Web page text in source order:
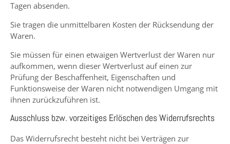
Tagen absenden.
Sie tragen die unmittelbaren Kosten der Rücksendung der
Waren.
Sie müssen für einen etwaigen Wertverlust der Waren nur
aufkommen, wenn dieser Wertverlust auf einen zur
Prüfung der Beschaffenheit, Eigenschaften und
Funktionsweise der Waren nicht notwendigen Umgang mit
ihnen zurückzuführen ist.
Ausschluss bzw. vorzeitiges Erlöschen des Widerrufsrechts
Das Widerrufsrecht besteht nicht bei Verträgen zur